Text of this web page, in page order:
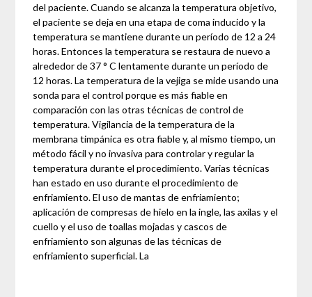
del paciente. Cuando se alcanza la temperatura objetivo,
el paciente se deja en una etapa de coma inducido y la
temperatura se mantiene durante un período de 12 a 24
horas. Entonces la temperatura se restaura de nuevo a
alrededor de 37 ° C lentamente durante un período de
12 horas. La temperatura de la vejiga se mide usando una
sonda para el control porque es más fiable en
comparación con las otras técnicas de control de
temperatura. Vigilancia de la temperatura de la
membrana timpánica es otra fiable y, al mismo tiempo, un
método fácil y no invasiva para controlar y regular la
temperatura durante el procedimiento. Varias técnicas
han estado en uso durante el procedimiento de
enfriamiento. El uso de mantas de enfriamiento;
aplicación de compresas de hielo en la ingle, las axilas y el
cuello y el uso de toallas mojadas y cascos de
enfriamiento son algunas de las técnicas de
enfriamiento superficial. La